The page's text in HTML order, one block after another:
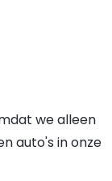
we alleen
auto's in onze